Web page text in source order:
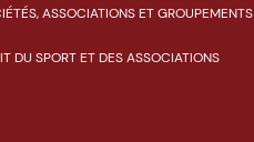
ASSOCIATIONS ET GROUPEMENTS
DU SPORT ET DES ASSOCIATIONS